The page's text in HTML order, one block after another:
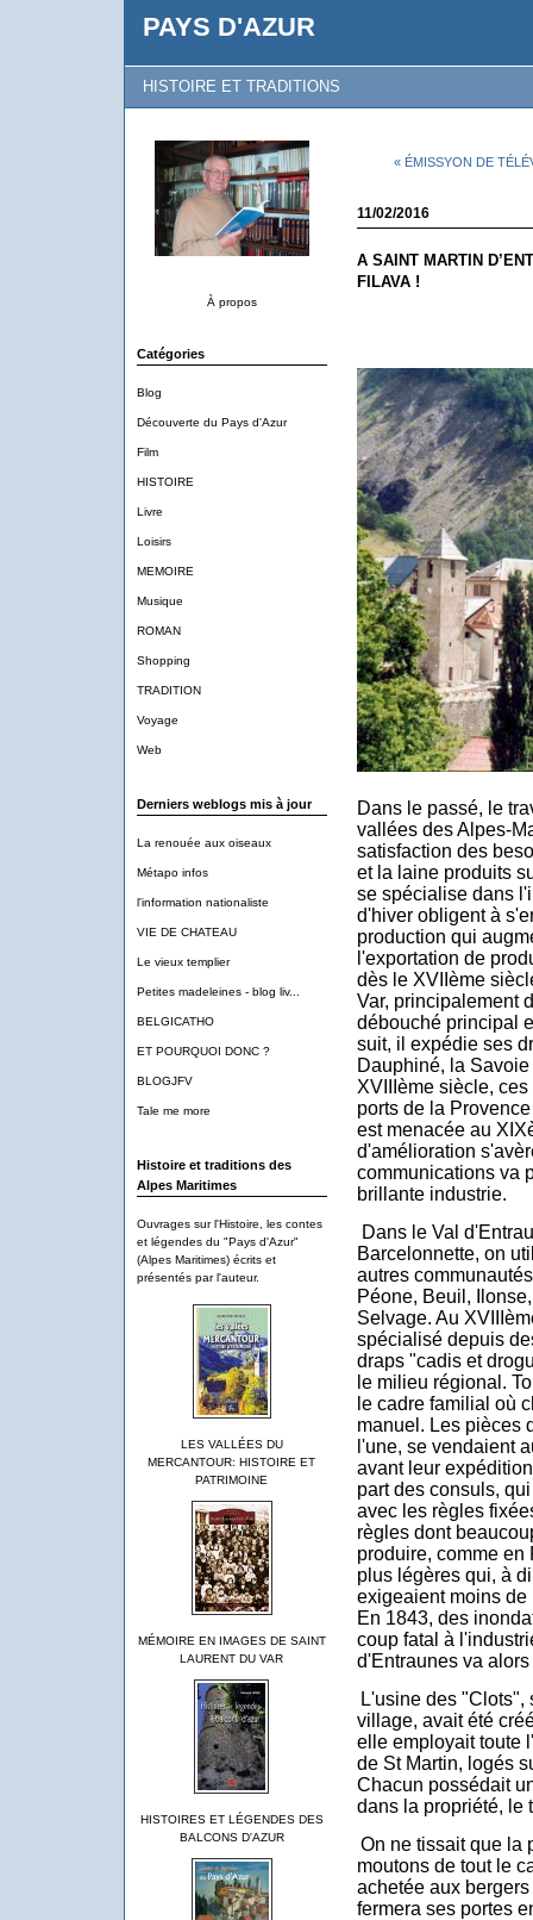
PAYS D'AZUR
HISTOIRE ET TRADITIONS
À propos
Catégories
Blog
Découverte du Pays d'Azur
Film
HISTOIRE
Livre
Loisirs
MEMOIRE
Musique
ROMAN
Shopping
TRADITION
Voyage
Web
Derniers weblogs mis à jour
La renouée aux oiseaux
Métapo infos
l'information nationaliste
VIE DE CHATEAU
Le vieux templier
Petites madeleines - blog liv...
BELGICATHO
ET POURQUOI DONC ?
BLOGJFV
Tale me more
Histoire et traditions des
Alpes Maritimes
Ouvrages sur l'Histoire, les contes
et légendes du "Pays d'Azur"
(Alpes Maritimes) écrits et
présentés par l'auteur.
LES VALLÉES DU
MERCANTOUR: HISTOIRE ET
PATRIMOINE
MÉMOIRE EN IMAGES DE SAINT
LAURENT DU VAR
HISTOIRES ET LÉGENDES DES
BALCONS D'AZUR
« ÉMISSYON DE
11/02/2016
A SAINT MARTIN
FILAVA !
Dans le passé, le
vallées des Alpes-
satisfaction des
et la laine produits
se spécialise dans
d'hiver obligent à
production qui
l'exportation de
dès le XVIIème
Var, principalement
débouché principal
suit, il expédie ses
Dauphiné, la
XVIIIème siècle,
ports de la
est menacée au
d'amélioration
communications va
brillante industrie.
Dans le Val
Barcelonnette, on
autres
Péone, Beuil,
Selvage. Au
spécialisé depuis
draps "cadis et
le milieu régional.
le cadre familial où
manuel. Les pièces
l'une, se vendaient
avant leur
part des consuls,
avec les règles
règles dont
produire, comme en
plus légères qui, à
exigeaient moins de
En 1843, des
coup fatal à
d'Entraunes va
L'usine des "Clots",
village, avait été
elle employait toute
de St Martin, logés
Chacun possédait
dans la propriété, le
On ne tissait que la
moutons de tout le
achetée aux
fermera ses portes